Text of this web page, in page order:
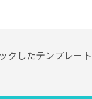
クしたテンプレート